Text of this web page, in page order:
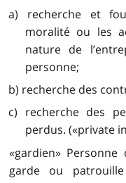
a) recherche et
moralité ou les
nature de
personne;
b) recherche des
c) recherche des
perdus. («private
«gardien»
garde ou